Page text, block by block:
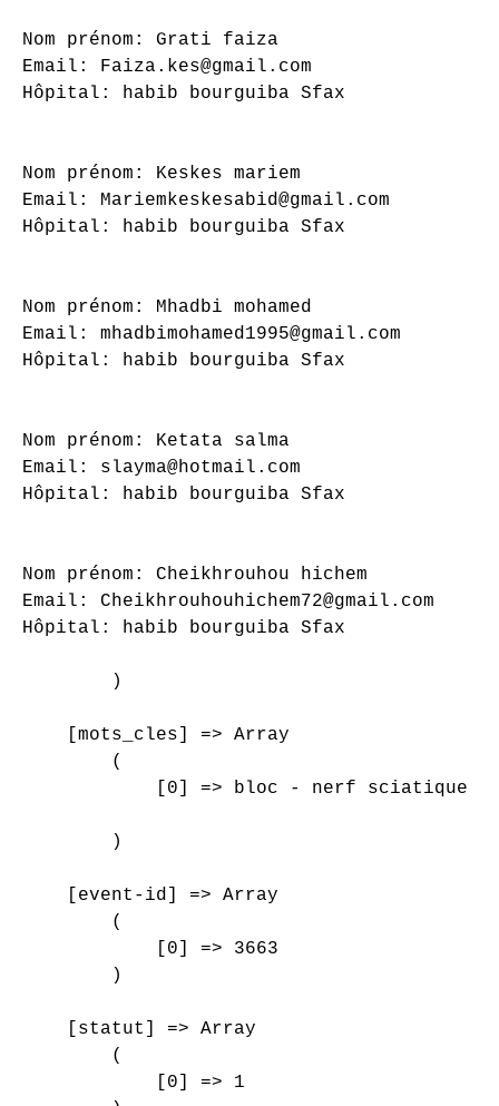
Nom prénom: Grati faiza
Email: Faiza.kes@gmail.com
Hôpital: habib bourguiba Sfax
Nom prénom: Keskes mariem
Email: Mariemkeskesabid@gmail.com
Hôpital: habib bourguiba Sfax
Nom prénom: Mhadbi mohamed
Email: mhadbimohamed1995@gmail.com
Hôpital: habib bourguiba Sfax
Nom prénom: Ketata salma
Email: slayma@hotmail.com
Hôpital: habib bourguiba Sfax
Nom prénom: Cheikhrouhou hichem
Email: Cheikhrouhouhichem72@gmail.com
Hôpital: habib bourguiba Sfax
        )
    [mots_cles] => Array
        (
[0] => bloc - nerf sciatique
        )
    [event-id] => Array
        (
            [0] => 3663
        )
    [statut] => Array
        (
            [0] => 1